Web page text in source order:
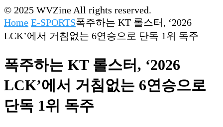
© 2025 WVZine All rights reserved.
Home E-SPORTS폭주하는 KT 롤스터, ‘2026
LCK’에서 거침없는 6연승으로 단독 1위 독주
폭주하는 KT 롤스터, ‘2026
LCK’에서 거침없는 6연승으로
단독 1위 독주